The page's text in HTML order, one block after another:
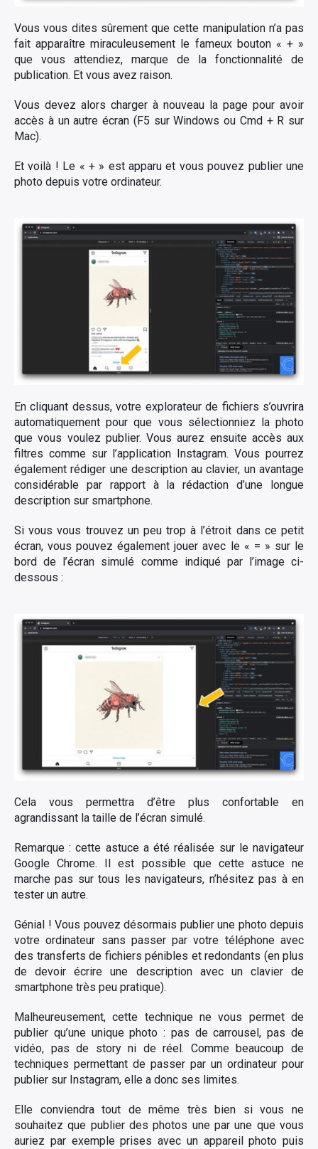
Vous vous dites sûrement que cette manipulation n’a pas
fait apparaître miraculeusement le fameux bouton « + »
que vous attendiez, marque de la fonctionnalité de
publication. Et vous avez raison.
Vous devez alors charger à nouveau la page pour avoir
accès à un autre écran (F5 sur Windows ou Cmd + R sur
Mac).
Et voilà ! Le « + » est apparu et vous pouvez publier une
photo depuis votre ordinateur.
En cliquant dessus, votre explorateur de fichiers s’ouvrira
automatiquement pour que vous sélectionniez la photo
que vous voulez publier. Vous aurez ensuite accès aux
filtres comme sur l’application Instagram. Vous pourrez
également rédiger une description au clavier, un avantage
considérable par rapport à la rédaction d’une longue
description sur smartphone.
Si vous vous trouvez un peu trop à l’étroit dans ce petit
écran, vous pouvez également jouer avec le « = » sur le
bord de l’écran simulé comme indiqué par l’image ci-
dessous :
Cela vous permettra d’être plus confortable en
agrandissant la taille de l’écran simulé.
Remarque : cette astuce a été réalisée sur le navigateur
Google Chrome. Il est possible que cette astuce ne
marche pas sur tous les navigateurs, n’hésitez pas à en
tester un autre.
Génial ! Vous pouvez désormais publier une photo depuis
votre ordinateur sans passer par votre téléphone avec
des transferts de fichiers pénibles et redondants (en plus
de devoir écrire une description avec un clavier de
smartphone très peu pratique).
Malheureusement, cette technique ne vous permet de
publier qu’une unique photo : pas de carrousel, pas de
vidéo, pas de story ni de réel. Comme beaucoup de
techniques permettant de passer par un ordinateur pour
publier sur Instagram, elle a donc ses limites.
Elle conviendra tout de même très bien si vous ne
souhaitez que publier des photos une par une que vous
auriez par exemple prises avec un appareil photo puis
: